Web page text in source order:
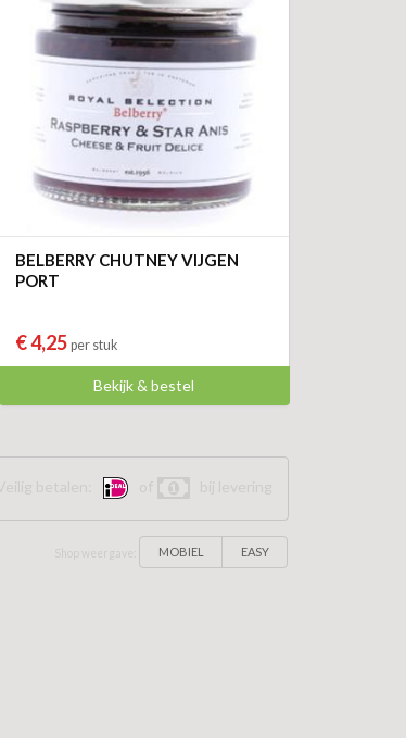
BELBERRY CHUTNEY VIJGEN
PORT
€ 4,25 per stuk
Bekijk & bestel
betalen: of bij levering
Shop weergave: MOBIEL EASY